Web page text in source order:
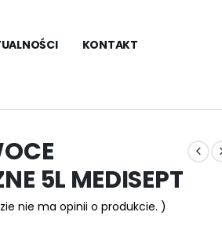
KONTAKT
5L MEDISEPT
nie ma opinii o produkcie. )